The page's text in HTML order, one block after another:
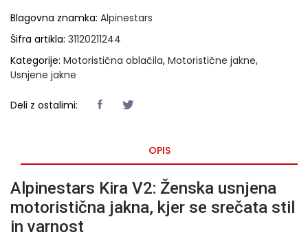
Blagovna znamka: Alpinestars
Šifra artikla: 31120211244
Kategorije: Motoristična oblačila, Motoristične jakne,
Usnjene jakne
Deli z ostalimi:
OPIS
Alpinestars Kira V2: Ženska usnjena
motoristična jakna, kjer se srečata stil
in varnost